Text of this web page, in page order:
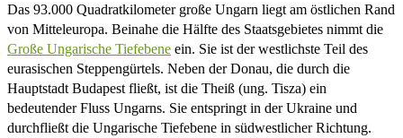
Das 93.000 Quadratkilometer große Ungarn liegt am östlichen Rand
von Mitteleuropa. Beinahe die Hälfte des Staatsgebietes nimmt die
Große Ungarische Tiefebene ein. Sie ist der westlichste Teil des
eurasischen Steppengürtels. Neben der Donau, die durch die
Hauptstadt Budapest fließt, ist die Theiß (ung. Tisza) ein
bedeutender Fluss Ungarns. Sie entspringt in der Ukraine und
durchfließt die Ungarische Tiefebene in südwestlicher Richtung.